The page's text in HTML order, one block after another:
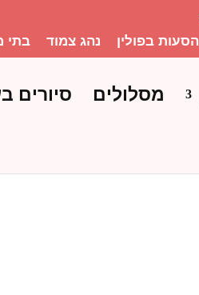
הסעות בפולין נהג צמוד בתי
מסלולים סיורים